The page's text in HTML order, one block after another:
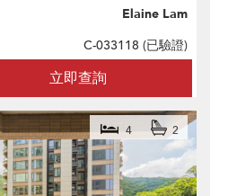
立即查詢
Elaine Lam
C-033118 (已驗證)
4 2